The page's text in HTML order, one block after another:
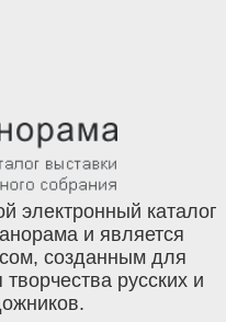
электронный каталог
и является
созданным для
русских и